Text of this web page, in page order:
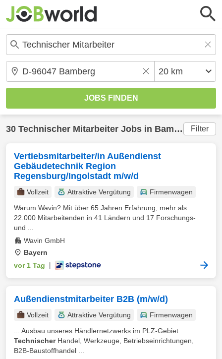
30 Technischer Mitarbeiter Jobs in Bamberg (20
Filter
Vertiebsmitarbeiter/in Außendienst
Gebäudetechnik Region
Regensburg/Ingolstadt m/w/d
Vollzeit Attraktive Vergütung
Firmenwagen
Warum Wavin? Mit über 65 Jahren Erfahrung, mehr als
22.000 Mitarbeitenden in 41 Ländern und 17 Forschungs-
und ...
Wavin GmbH
Bayern
vor 1 Tag
Außendienstmitarbeiter B2B (m/w/d)
Vollzeit Attraktive Vergütung
Firmenwagen
... Ausbau unseres Händlernetzwerks im PLZ-Gebiet
TechnischerHandel, Werkzeuge, Betriebseinrichtungen,
B2B-Baustoffhandel ...